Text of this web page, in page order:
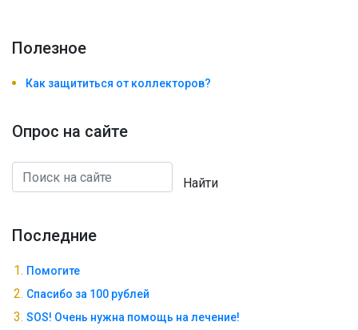
Полезноe
Как защититься от коллекторов?
Опрос на сайте
Найти
Последние
Помогите
Спасибо за 100 рублей
SOS! Очень нужна помощь на лечение!